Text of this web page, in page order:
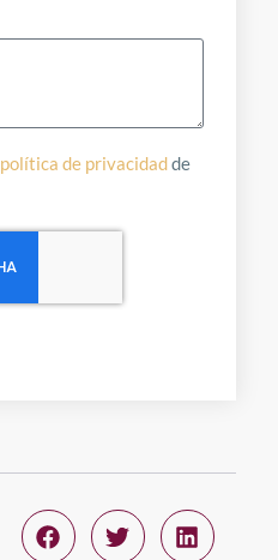
política de privacidadde